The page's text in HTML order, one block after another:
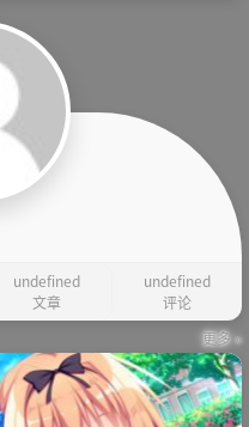
undefined
文章
undefined
评论
更多 »